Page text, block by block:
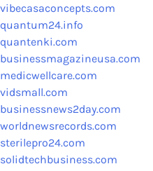
vibecasaconcepts.com
quantum24.info
quantenki.com
businessmagazineusa.com
medicwellcare.com
vidsmall.com
businessnews2day.com
worldnewsrecords.com
sterilepro24.com
solidtechbusiness.com